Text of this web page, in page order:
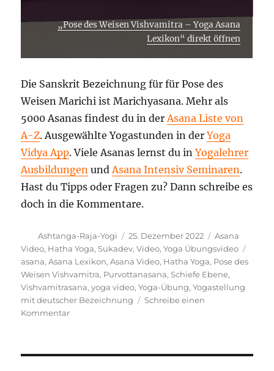
„Pose des Weisen Vishvamitra – Yoga Asana
Lexikon“ direkt öffnen
Die Sanskrit Bezeichnung für für Pose des
Weisen Marichi ist Marichyasana. Mehr als
5000 Asanas findest du in der Asana Liste von
A-Z. Ausgewählte Yogastunden in derYoga
Vidya App. Viele Asanas lernst du inYogalehrer
Ausbildungen und Asana Intensiv Seminaren.
Hast du Tipps oder Fragen zu? Dann schreibe es
doch in die Kommentare.
Autor
Ashtanga-Raja-Yogi
Veröffentlicht
am
25. Dezember 2022 Kategorien
Asana
Video, Hatha Yoga,Sukadev,Video,Yoga Übungsvideo
asana,Asana Lexikon,Asana Video, Hatha Yoga, Pose des
Weisen Vishvamitra, Purvottanasana,Schiefe Ebene,
Vishvamitrasana,yoga video,Yoga-Übung,Yogastellung
mit deutscher Bezeichnung
Schreibe einen
Kommentarzu